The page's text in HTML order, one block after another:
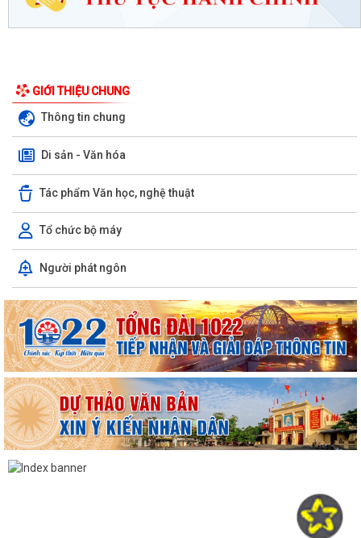
GIỚI THIỆU CHUNG
Thông tin chung
Di sản - Văn hóa
Tác phẩm Văn học, nghệ thuật
Tổ chức bộ máy
Người phát ngôn